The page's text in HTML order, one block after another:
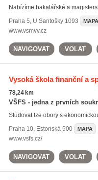
Nabízíme bakalářské a
Praha 5, U Santošky 1093 MAPA
www.vsmvv.cz
NAVIGOVAT VOLAT
Vysoká škola finanční a
78,24 km
VŠFS - jedna z prvních
Studovat lze obory s
Praha 10, Estonská 500 MAPA
www.vsfs.cz/
NAVIGOVAT VOLAT